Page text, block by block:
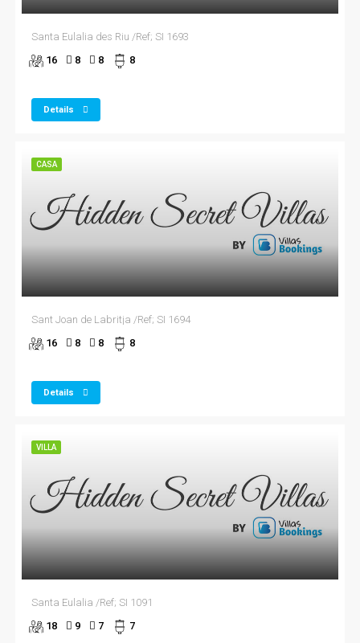
Santa Eulalia des Riu /Ref; SI 1693
16
8 8 8
Details
CASA
Sant Joan de Labritja /Ref; SI 1694
16
8 8 8
Details
VILLA
Santa Eulalia /Ref; SI 1091
18
9 7 7